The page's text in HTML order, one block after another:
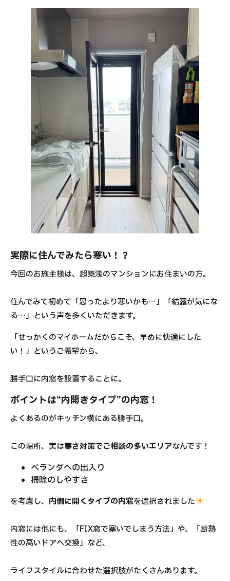
実際に住んでみたら寒い！？
今回のお施主様は、超築浅のマンションにお住まいの方。
住んでみて初めて「思ったより寒いかも…」「結露が気にな
る…」という声を多くいただきます。
「せっかくのマイホームだからこそ、早めに快適にした
い！」というご希望から、
勝手口に内窓を設置することに。
ポイントは“内開きタイプ”の内窓！
よくあるのがキッチン横にある勝手口。
この場所、実は寒さ対策でご相談の多いエリアなんです！
ベランダへの出入り
掃除のしやすさ
を考慮し、 内側に開くタイプの内窓を選択されました
内窓には他にも、「FIX窓で塞いでしまう方法」や、「断熱
性の高いドアへ交換」など、
ライフスタイルに合わせた選択肢がたくさんあります。